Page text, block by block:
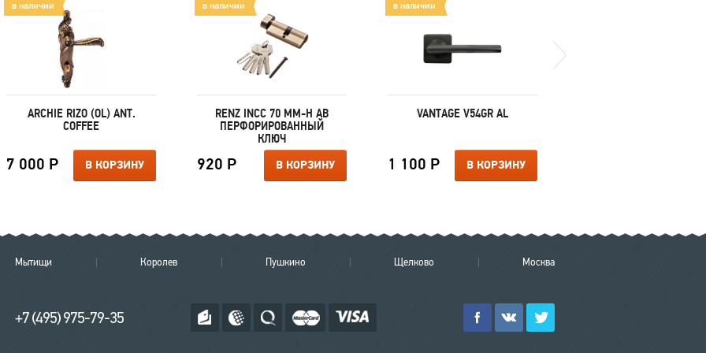
в наличии
ARCHIE RIZO (OL) ANT.
COFFEE
7 000 Р В КОРЗИНУ
в наличии
RENZ INCC 70 MM-H AB
ПЕРФОРИРОВАННЫЙ
КЛЮЧ
920 Р В КОРЗИНУ
в наличии
VANTAGE V54GR AL
1 100 Р В КОРЗИНУ
Мытищи Королев Пушкино Щелково Москва
+7 (495) 975-79-35